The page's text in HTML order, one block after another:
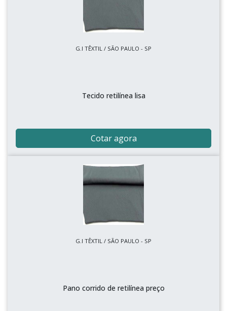
G.I TÊXTIL / SÃO PAULO - SP
Tecido retilínea lisa
Cotar agora
G.I TÊXTIL / SÃO PAULO - SP
Pano corrido de retilínea preço